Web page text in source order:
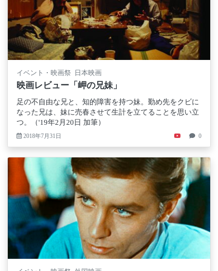
イベント・映画祭 日本映画
映画レビュー「岬の兄妹」
足の不自由な兄と、知的障害を持つ妹。勤め先をクビに
なった兄は、妹に売春させて生計を立てることを思い立
つ。（'19年2月20日 加筆）
2018年7月31日 0